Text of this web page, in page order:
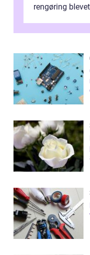
rengøring
samlede ...